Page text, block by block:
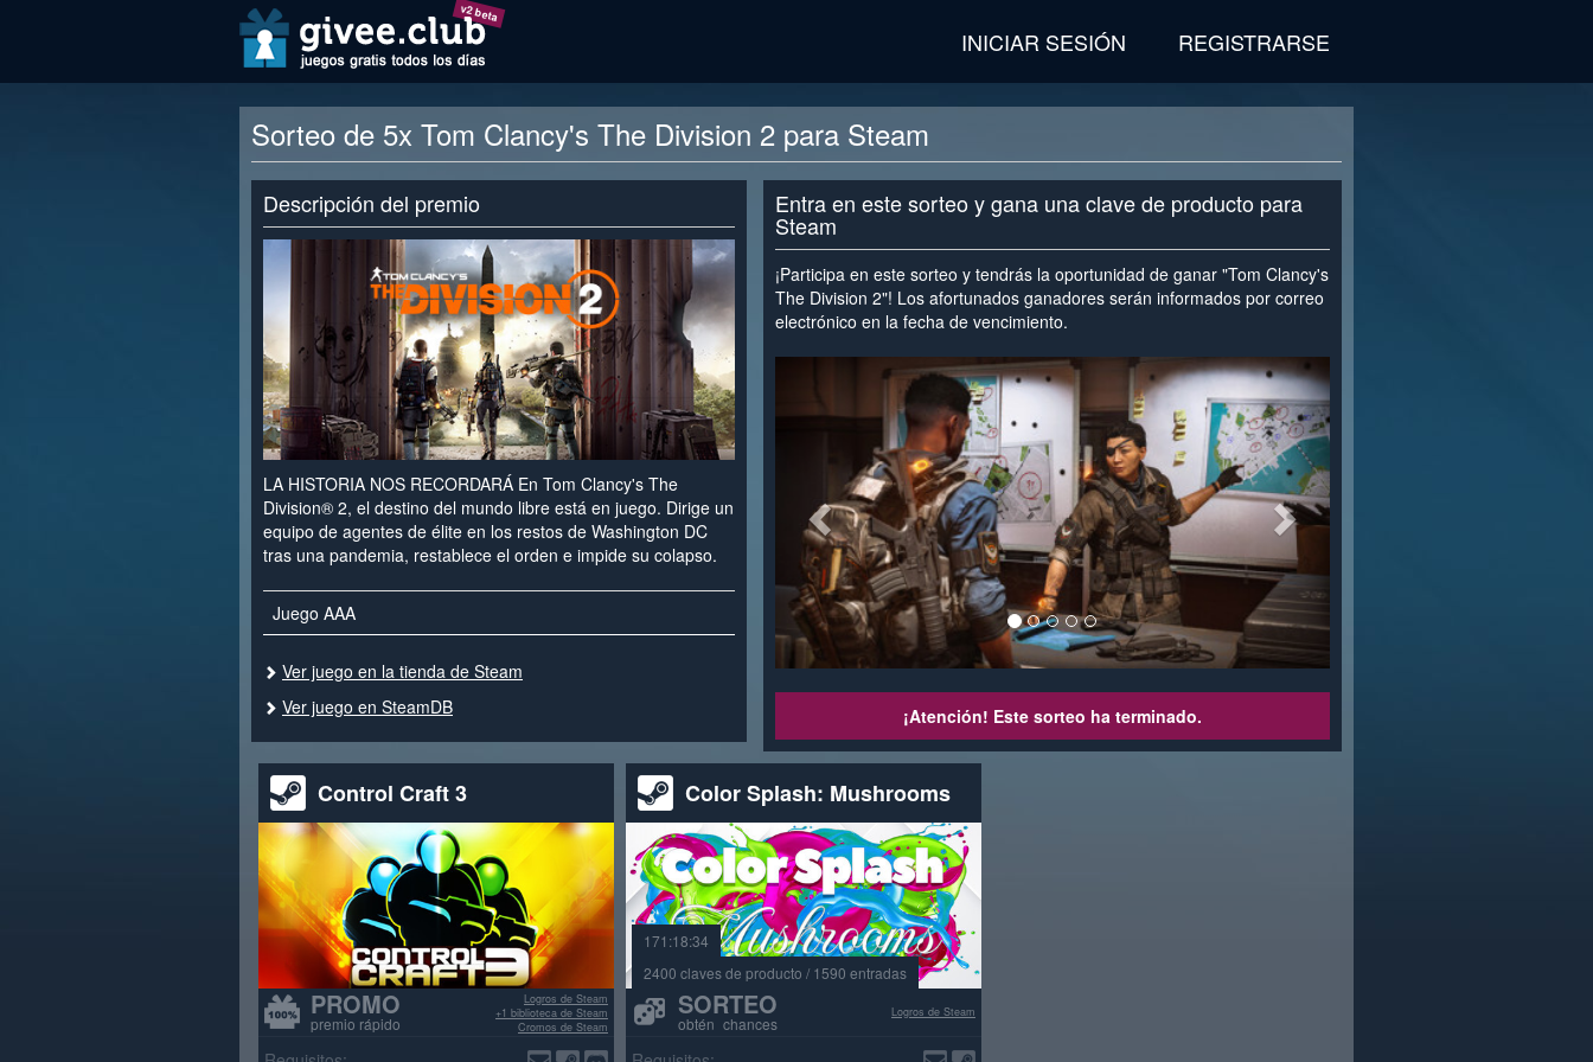
v2 beta
INICIAR SESIÓN REGISTRARSE
Sorteo de 5x Tom Clancy's The Division 2 para Steam
Descripción del premio
LA HISTORIA NOS RECORDARÁ En Tom Clancy's The
Division® 2, el destino del mundo libre está en juego. Dirige un
equipo de agentes de élite en los restos de Washington DC
tras una pandemia, restablece el orden e impide su colapso.
Juego AAA
Ver juego en la tienda de Steam
Ver juego en SteamDB
Entra en este sorteo y gana una clave de producto para
Steam
¡Participa en este sorteo y tendrás la oportunidad de ganar "Tom Clancy's
The Division 2"! Los afortunados ganadores serán informados por correo
electrónico en la fecha de vencimiento.
>
¡Atención! Este sorteo ha terminado.
Control Craft 3
PROMO
premio rápido
Logros de Steam
+1 biblioteca de Steam
Cromos de Steam
Color Splash: Mushrooms
171:18:34
2400 claves de producto / 1590 entradas
SORTEO
obtén chances
Logros de Steam